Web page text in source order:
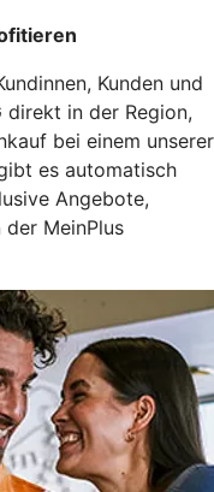
Kunden und
direkt in der Region,
bei einem unserer
es automatisch
Angebote,
MeinPlus